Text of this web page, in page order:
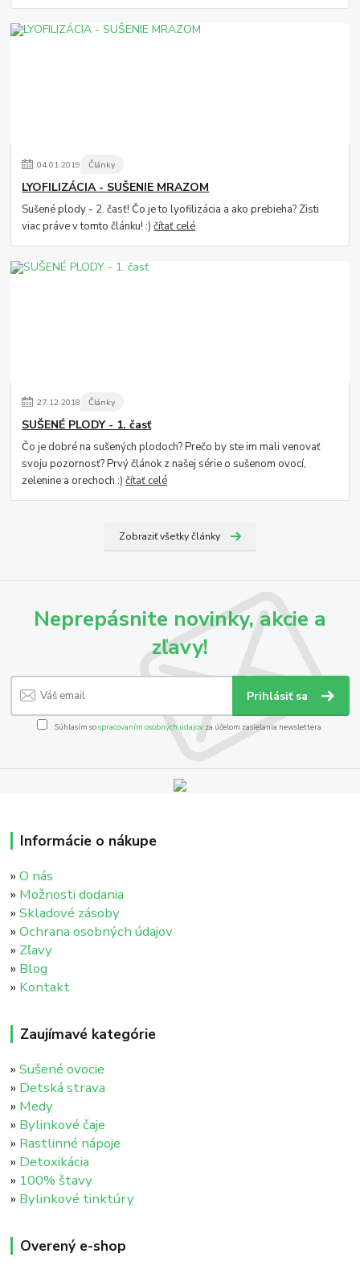
04.01.2019 Články
LYOFILIZÁCIA - SUŠENIE MRAZOM
Sušené plody - 2. časť! Čo je to lyofilizácia a ako prebieha? Zisti
viac práve v tomto článku! :)čítať celé
27.12.2018 Články
SUŠENÉ PLODY - 1. časť
Čo je dobré na sušených plodoch? Prečo by ste im mali venovať
svoju pozornosť? Prvý článok z našej série o sušenom ovocí,
zelenine a orechoch :)čítať celé
Zobraziť všetky články
Neprepásnite novinky, akcie a
zľavy!
Prihlásiť sa
Súhlasím sospracovaním osobných údajov za účelom zasielania newslettera.
Informácie o nákupe
»O nás
» Možnosti dodania
»Skladové zásoby
»Ochrana osobných údajov
» Zľavy
» Blog
» Kontakt
Zaujímavé kategórie
»Sušené ovocie
» Detská strava
» Medy
» Bylinkové čaje
» Rastlinné nápoje
» Detoxikácia
» 100% štavy
» Bylinkové tinktúry
Overený e-shop